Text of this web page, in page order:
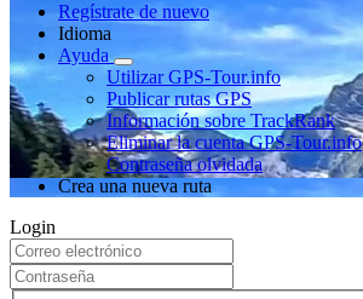
Regístrate de nuevo
Idioma
Ayuda
Utilizar GPS-Tour.info
Publicar rutas GPS
Información sobre TrackRank
Eliminar la cuenta GPS-Tour.info
Contraseña olvidada
Crea una nueva ruta
Login